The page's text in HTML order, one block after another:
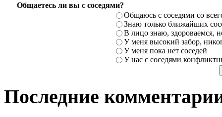
Общаетесь ли вы с соседями?
Общаюсь с соседями со
Знаю только ближайших
В лицо знаю, здороваемся,
У меня высокий забор,
У меня пока нет соседей
У нас с соседями
Последние